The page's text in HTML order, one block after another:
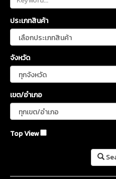
ประเภทสินค้า
จังหวัด
เขต/อำเภอ
Top View